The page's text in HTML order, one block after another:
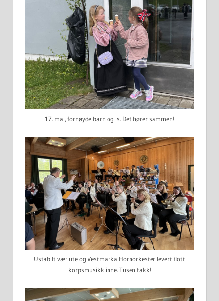
17. mai, fornøyde barn og is. Det hører sammen!
Ustabilt vær ute og Vestmarka Hornorkester levert flott
korpsmusikk inne. Tusen takk!